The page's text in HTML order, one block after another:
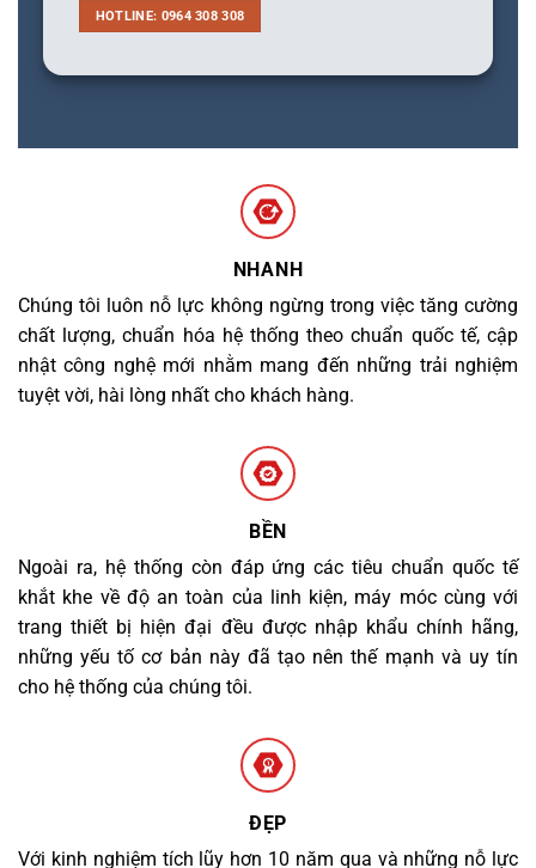
HOTLINE: 0964 308 308
NHANH
Chúng tôi luôn nỗ lực không ngừng trong việc tăng cường
chất lượng, chuẩn hóa hệ thống theo chuẩn quốc tế, cập
nhật công nghệ mới nhằm mang đến những trải nghiệm
tuyệt vời, hài lòng nhất cho khách hàng.
BỀN
Ngoài ra, hệ thống còn đáp ứng các tiêu chuẩn quốc tế
khắt khe về độ an toàn của linh kiện, máy móc cùng với
trang thiết bị hiện đại đều được nhập khẩu chính hãng,
những yếu tố cơ bản này đã tạo nên thế mạnh và uy tín
cho hệ thống của chúng tôi.
ĐẸP
Với kinh nghiệm tích lũy hơn 10 năm qua và những nỗ lực